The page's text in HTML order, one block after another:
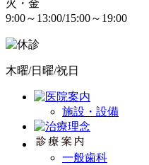
火・金
9:00～13:00/15:00～19:00
木曜/日曜/祝日
施設・設備
一般歯科